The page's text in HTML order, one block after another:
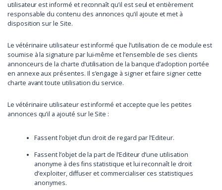
utilisateur est informé et reconnaît qu’il est seul et entièrement
responsable du contenu des annonces qu’il ajoute et met à
disposition sur le Site.
Le vétérinaire utilisateur est informé que l’utilisation de ce module est
soumise à la signature par lui-même et l’ensemble de ses clients
annonceurs de la charte d’utilisation de la banque d’adoption portée
en annexe aux présentes. Il s’engage à signer et faire signer cette
charte avant toute utilisation du service.
Le vétérinaire utilisateur est informé et accepte que les petites
annonces qu’il a ajouté sur le Site :
Fassent l’objet d’un droit de regard par l’Editeur.
Fassent l’objet de la part de l’Editeur d’une utilisation
anonyme à des fins statistique et lui reconnaît le droit
d’exploiter, diffuser et commercialiser ces statistiques
anonymes.